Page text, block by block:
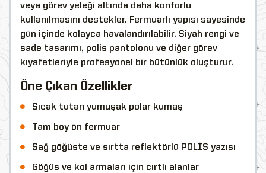
veya görev yeleği altında daha konforlu
kullanılmasını destekler. Fermuarlı yapısı sayesinde
gün içinde kolayca havalandırılabilir. Siyah rengi ve
sade tasarımı, polis pantolonu ve diğer görev
kıyafetleriyle profesyonel bir bütünlük oluşturur.
Öne Çıkan Özellikler
Sıcak tutan yumuşak polar kumaş
Tam boy ön fermuar
Sağ göğüste ve sırtta reflektörlü POLİS yazısı
Göğüs ve kol armaları için cırtlı alanlar